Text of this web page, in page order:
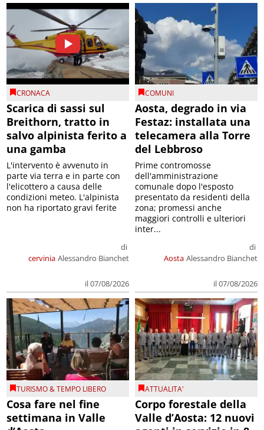
CRONACA
Scarica di sassi sul
Breithorn, tratto in
salvo alpinista ferito a
una gamba
cervinia
di
Alessandro Bianchet
il 07/08/2026
L'intervento è avvenuto in
parte via terra e in parte con
l'elicottero a causa delle
condizioni meteo. L'alpinista
non ha riportato gravi ferite
COMUNI
Aosta, degrado in via
Festaz: installata una
telecamera alla Torre
del Lebbroso
Aosta
di
Alessandro Bianchet
il 07/08/2026
Prime contromosse
dell'amministrazione
comunale dopo l'esposto
presentato da residenti della
zona; promessi anche
maggiori controlli e ulteriori
inter...
TURISMO & TEMPO LIBERO
Cosa fare nel fine
settimana in Valle
ATTUALITA'
Corpo forestale della
Valle d’Aosta: 12 nuovi